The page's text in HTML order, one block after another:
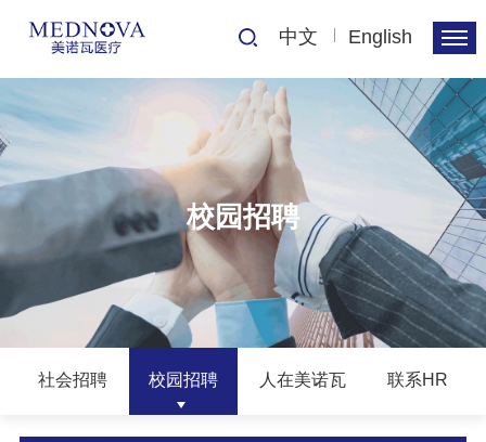
中文 English
校园招聘
社会招聘 校园招聘 人在美诺瓦 联系HR